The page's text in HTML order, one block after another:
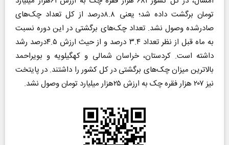
تومان برگشت داده شد؛ یعنی ۸.۸درصد از کل تعداد چک‌های
صادرشده وصول نشد. تعداد چک‌های برگشتی در این دوره نسبت
به ماه قبل از نظر تعداد ۳.۴ درصد و از حیث ارزش ۴.۵درصد رشد
داشته است. کردستان، خراسان شمالی و کهگیلویه و بویراحمد
بالاترین میزان چک‌های برگشتی در کل کشور را داشتند. در پایتخت
نیز ۲۰۷ هزار فقره چک به ارزش ۲۵هزار میلیارد تومان وصول نشد.